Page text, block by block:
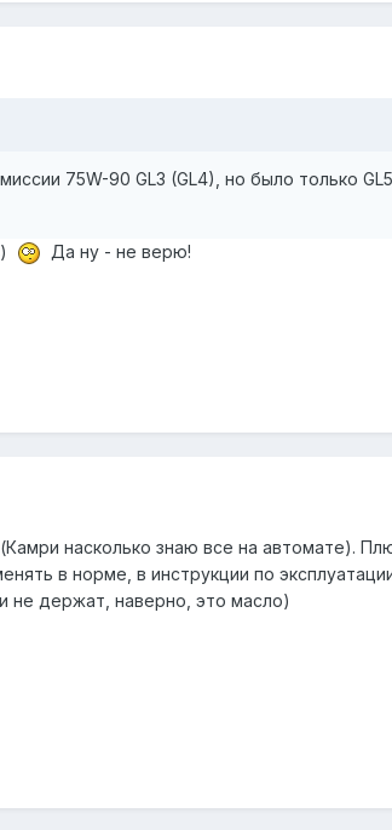
75W-90 GL3 (GL4), но было только
Да ну - не верю!
насколько знаю все на автомате).
в норме, в инструкции по
не держат, наверно, это масло)